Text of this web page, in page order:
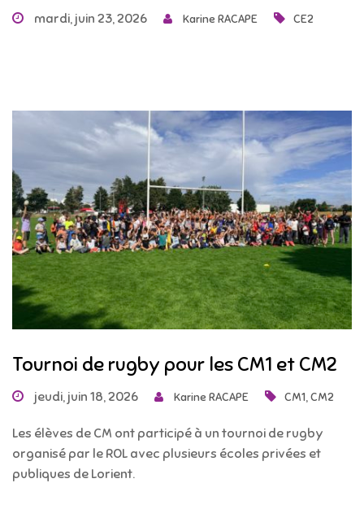
mardi, juin 23, 2026 Karine RACAPE CE2
Tournoi de rugby pour les CM1 et CM2
jeudi, juin 18, 2026 Karine RACAPE CM1,CM2
Les élèves de CM ont participé à un tournoi de rugby
organisé par le ROL avec plusieurs écoles privées et
publiques de Lorient.